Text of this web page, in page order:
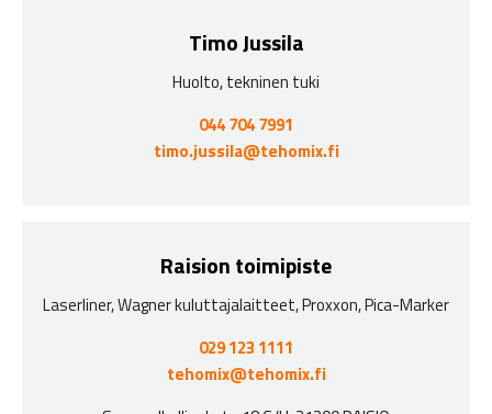
Timo Jussila
Huolto, tekninen tuki
044 704 7991
timo.jussila@tehomix.fi
Raision toimipiste
Laserliner, Wagner kuluttajalaitteet, Proxxon, Pica-Marker
029 123 1111
tehomix@tehomix.fi